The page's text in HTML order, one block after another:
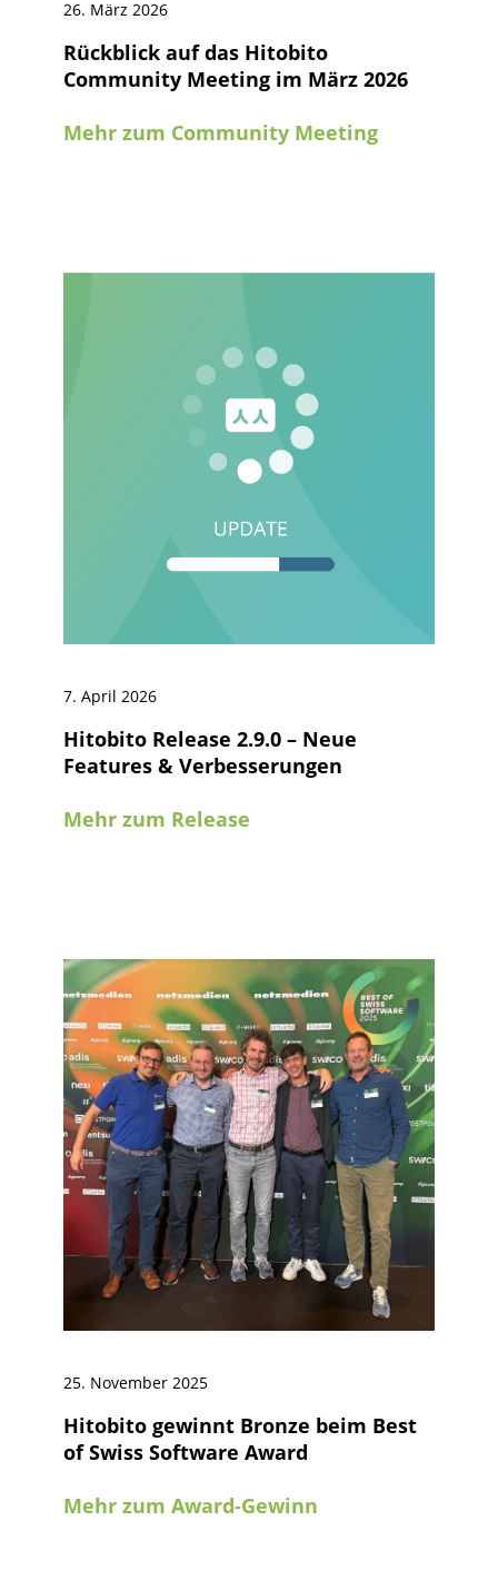
26. März 2026
Rückblick auf das Hitobito
Community Meeting im März 2026
Mehr zum Community Meeting
7. April 2026
Hitobito Release 2.9.0 – Neue
Features & Verbesserungen
Mehr zum Release
25. November 2025
Hitobito gewinnt Bronze beim Best
of Swiss Software Award
Mehr zum Award-Gewinn